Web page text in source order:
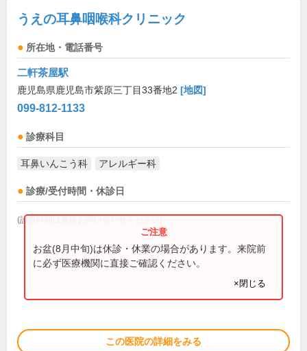
うえの耳鼻咽喉科クリニック
所在地・電話番号
二軒茶屋駅
鹿児島県鹿児島市紫原三丁目33番地2 [地図]
099-812-1133
診療科目
耳鼻いんこう科 アレルギー科
診療/受付時間・休診日
(診療時間は直接お問い合わせください)
お盆(8月中旬)は休診・休業の場合があります。来院前
に必ず医療機関に直接ご確認ください。
×閉じる
この医院の詳細をみる